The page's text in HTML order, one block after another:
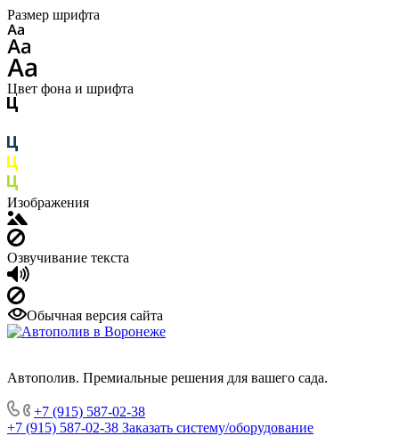
Размер шрифта
Цвет фона и шрифта
Изображения
Озвучивание текста
Обычная версия сайта
Автополив. Премиальные решения для вашего сада.
+7 (915) 587-02-38
+7 (915) 587-02-38 Заказать систему/оборудование